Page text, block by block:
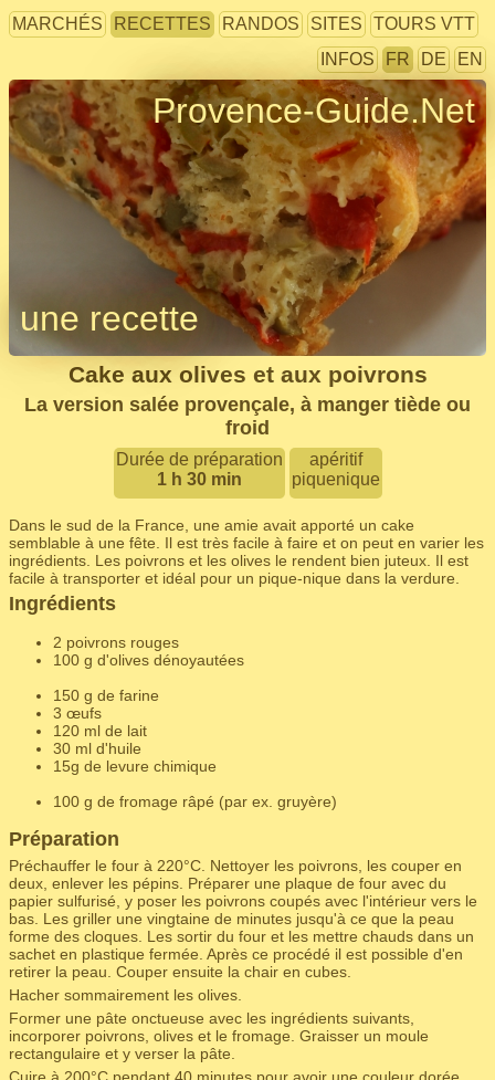
MARCHÉS RECETTES RANDOS SITES
TOURS VTT
INFOS
FR DE EN
Provence-Guide.Net
une recette
Cake aux olives et aux poivrons
La version salée provençale, à manger tiède ou
froid
Durée de préparation
1 h 30 min
apéritif
piquenique
Dans le sud de la France, une amie avait apporté un cake
semblable à une fête. Il est très facile à faire et on peut en varier les
ingrédients. Les poivrons et les olives le rendent bien juteux. Il est
facile à transporter et idéal pour un pique-nique dans la verdure.
Ingrédients
2 poivrons rouges
100 g d'olives dénoyautées
150 g de farine
3 œufs
120 ml de lait
30 ml d'huile
15g de levure chimique
100 g de fromage râpé (par ex. gruyère)
Préparation
Préchauffer le four à 220°C. Nettoyer les poivrons, les couper en
deux, enlever les pépins. Préparer une plaque de four avec du
papier sulfurisé, y poser les poivrons coupés avec l'intérieur vers le
bas. Les griller une vingtaine de minutes jusqu'à ce que la peau
forme des cloques. Les sortir du four et les mettre chauds dans un
sachet en plastique fermée. Après ce procédé il est possible d'en
retirer la peau. Couper ensuite la chair en cubes.
Hacher sommairement les olives.
Former une pâte onctueuse avec les ingrédients suivants,
incorporer poivrons, olives et le fromage. Graisser un moule
rectangulaire et y verser la pâte.